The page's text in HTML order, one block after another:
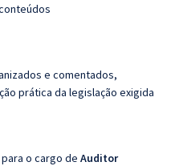
e comentados,
prática da legislação exigida
o cargo de Auditor